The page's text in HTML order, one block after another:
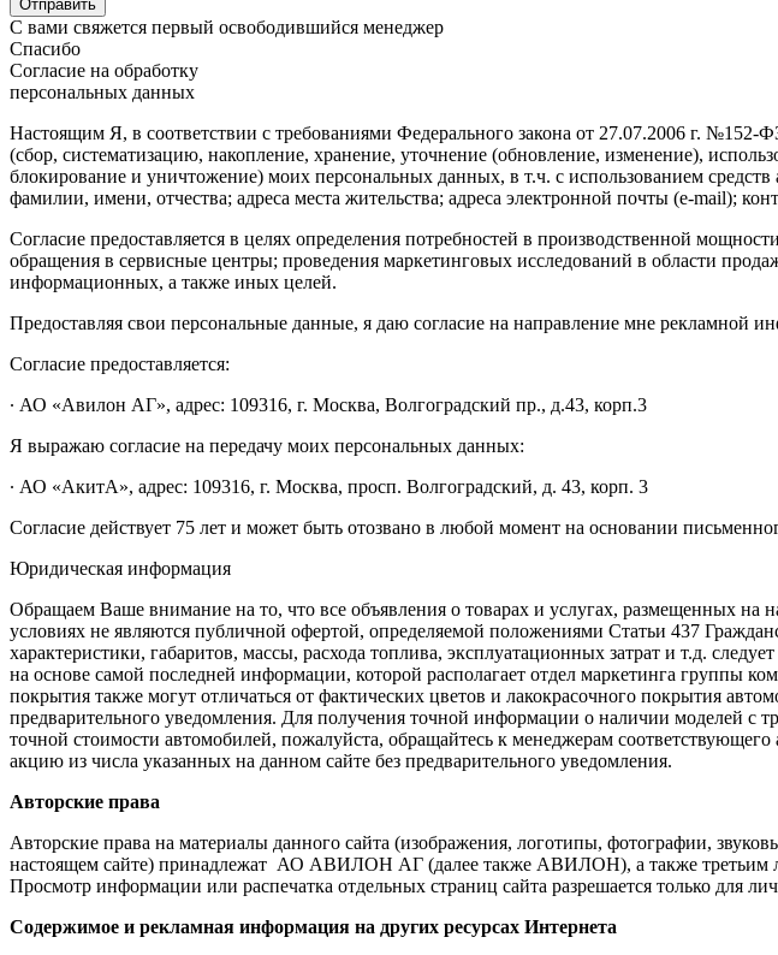
С вами свяжется первый освободившийся менеджер
Спасибо
Согласие на обработку
персональных данных
Настоящим Я, в соответствии с требованиями Федерального закона от 27.07.2006 г.
(сбор, систематизацию, накопление, хранение, уточнение (обновление, изменение),
блокирование и уничтожение) моих персональных данных, в т.ч. с использованием
фамилии, имени, отчества; адреса места жительства; адреса электронной почты (e-mail);
Согласие предоставляется в целях определения потребностей в производственной
обращения в сервисные центры; проведения маркетинговых исследований в области
информационных, а также иных целей.
Предоставляя свои персональные данные, я даю согласие на направление мне рекламной
Согласие предоставляется:
∙ АО «Авилон АГ», адрес: 109316, г. Москва, Волгоградский пр., д.43, корп.3
Я выражаю согласие на передачу моих персональных данных:
∙ АО «АкитА», адрес: 109316, г. Москва, просп. Волгоградский, д. 43, корп. 3
Согласие действует 75 лет и может быть отозвано в любой момент на основании
Юридическая информация
Обращаем Ваше внимание на то, что все объявления о товарах и услугах, размещенных
условиях не являются публичной офертой, определяемой положениями Статьи 437
характеристики, габаритов, массы, расхода топлива, эксплуатационных затрат и т.д.
на основе самой последней информации, которой располагает отдел маркетинга
покрытия также могут отличаться от фактических цветов и лакокрасочного покрытия
предварительного уведомления. Для получения точной информации о наличии моделей с
точной стоимости автомобилей, пожалуйста, обращайтесь к менеджерам
акцию из числа указанных на данном сайте без предварительного уведомления.
Авторские права
Авторские права на материалы данного сайта (изображения, логотипы, фотографии,
настоящем сайте) принадлежат АО АВИЛОН АГ (далее также АВИЛОН), а также третьим
Просмотр информации или распечатка отдельных страниц сайта разрешается только для
Содержимое и рекламная информация на других ресурсах Интернета